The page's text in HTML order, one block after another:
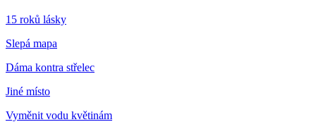
15 roků lásky
Slepá mapa
Dáma kontra střelec
Jiné místo
Vyměnit vodu květinám